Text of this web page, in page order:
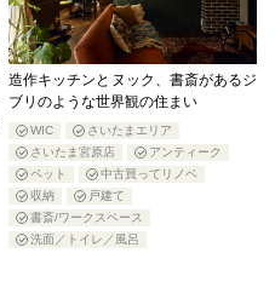
造作キッチンとヌック、書斎があるジ
ブリのような世界観の住まい
WIC
さいたまエリア
さいたま宮原店
アンティーク
ペット
中古買ってリノベ
収納
戸建て
書斎/ワークスペース
洗面／トイレ／風呂